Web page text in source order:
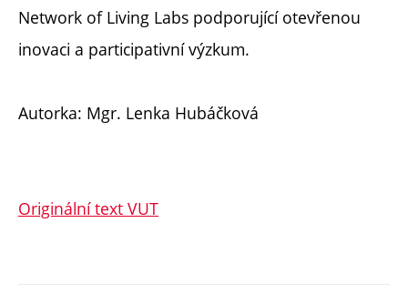
Network of Living Labs podporující otevřenou
inovaci a participativní výzkum.
Autorka: Mgr. Lenka Hubáčková
Originální text VUT